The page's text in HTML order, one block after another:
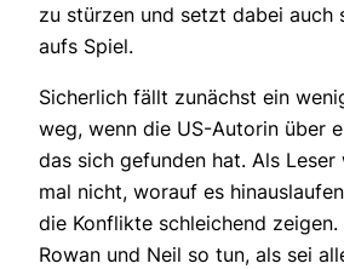
zu stürzen und setzt dabei auch
aufs Spiel.
Sicherlich fällt zunächst ein
weg, wenn die US-Autorin über
das sich gefunden hat. Als Leser
mal nicht, worauf es
die Konflikte schleichend
Rowan und Neil so tun, als sei